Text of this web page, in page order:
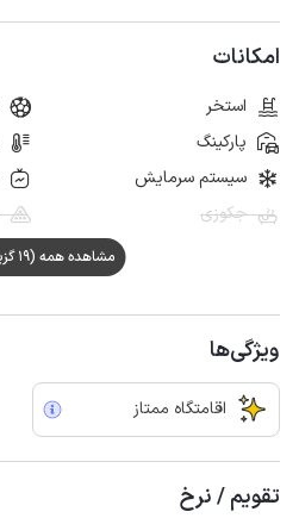
امکانات
استخر
پارکینگ
سیستم سرمایش
جکوزی
مشاهده همه (19 گزینه)
ویژگی‌ها
اقامتگاه ممتاز
تقویم / نرخ